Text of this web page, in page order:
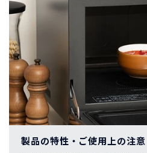
製品の特性・ご使用上の注意